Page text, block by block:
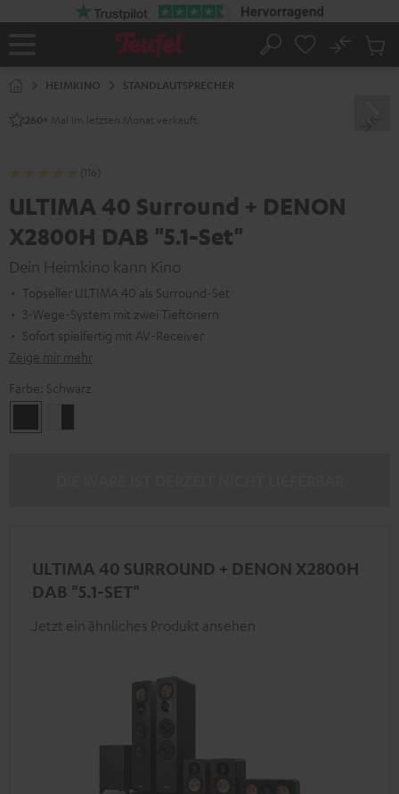
Startseite
Suche
No
HEIMKINO STANDLAUTSPRECHER
260+ Mal im letzten Monat verkauft.
(116)
ULTIMA 40 Surround + DENON
X2800H DAB "5.1-Set"
Dein Heimkino kann Kino
Topseller ULTIMA 40 als Surround-Set
3-Wege-System mit zwei Tieftönern
Sofort spielfertig mit AV-Receiver
Zeige mir mehr
Farbe: Schwarz
ULTIMA 40 SURROUND + DENON X2800H
DAB "5.1-SET"
Jetzt ein ähnliches Produkt ansehen